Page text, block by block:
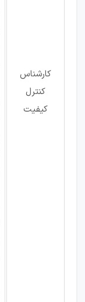
کارشناس
کنترل
کیفیت